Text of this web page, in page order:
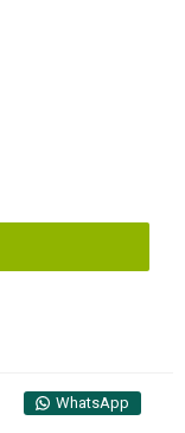
WhatsApp